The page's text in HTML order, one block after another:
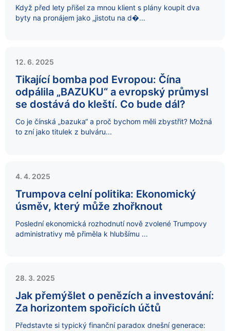
Když před lety přišel za mnou klient s plány koupit dva
byty na pronájem jako „jistotu na d�...
12. 6. 2025
Tikající bomba pod Evropou: Čína
odpálila „BAZUKU“ a evropský průmysl
se dostává do kleští. Co bude dál?
Co je čínská „bazuka“ a proč bychom měli zbystřit? Možná
to zní jako titulek z bulváru...
4. 4. 2025
Trumpova celní politika: Ekonomický
úsměv, který může zhořknout
Poslední ekonomická rozhodnutí nově zvolené Trumpovy
administrativy mě přiměla k hlubšímu ...
28. 3. 2025
Jak přemýšlet o penězích a investování:
Za horizontem spořicích účtů
Představte si typický finanční paradox dnešní generace: